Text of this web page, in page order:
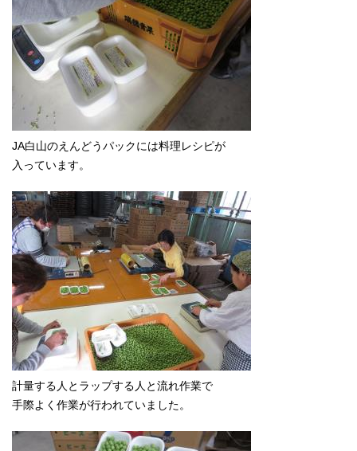
JA白山のえんどうパックには料理レシピが
入っています。
計量する人とラップする人と流れ作業で
手際よく作業が行われていました。